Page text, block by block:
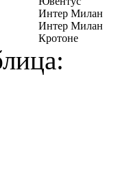
Интер Милан
Интер Милан
Кротоне